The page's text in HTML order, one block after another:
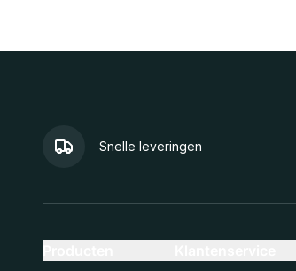
Snelle leveringen